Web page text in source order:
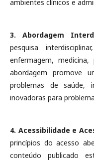
ambientes clínicos e
3. Abordagem
pesquisa
enfermagem,
abordagem promove
problemas de saúde,
inovadoras para
4. Acessibilidade e
princípios do acesso
conteúdo publicado